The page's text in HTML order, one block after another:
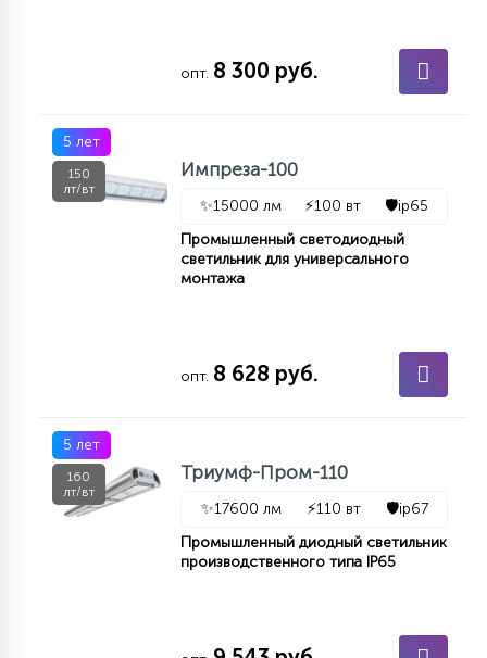
опт. 8 300 руб.
5 лет
150
лт/вт
Импреза-100
✨15000 лм ⚡100 вт 🛡️ip65
Промышленный светодиодный
светильник для универсального
монтажа
опт. 8 628 руб.
5 лет
160
лт/вт
Триумф-Пром-110
✨17600 лм ⚡110 вт 🛡️ip67
Промышленный диодный светильник
производственного типа IP65